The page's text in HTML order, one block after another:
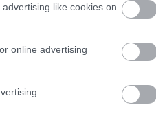
like cookies on
online advertising